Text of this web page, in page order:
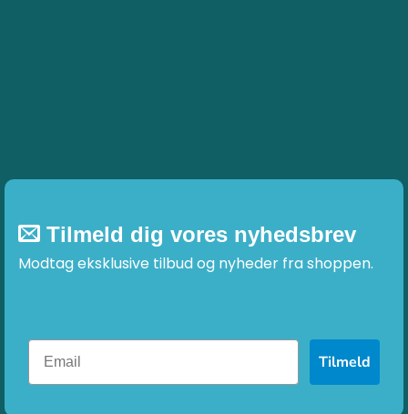
Tilmeld dig vores nyhedsbrev
Modtag eksklusive tilbud og nyheder fra shoppen.
Tilmeld